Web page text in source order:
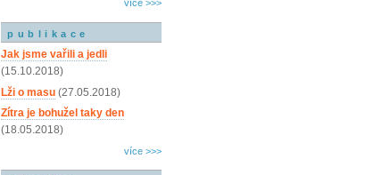
více >>>
publikace
Jak jsme vařili a jedli
(15.10.2018)
Lži o masu (27.05.2018)
Zítra je bohužel taky den
(18.05.2018)
více >>>